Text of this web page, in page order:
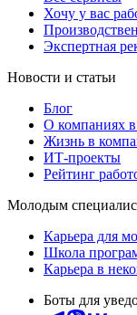
Хочу у вас
Экспертная
Новости и статьи
Блог
О компаниях
Жизнь в
ИТ-проекты
Рейтинг
Молодым
Карьера для
Школа
Карьера в
Боты для